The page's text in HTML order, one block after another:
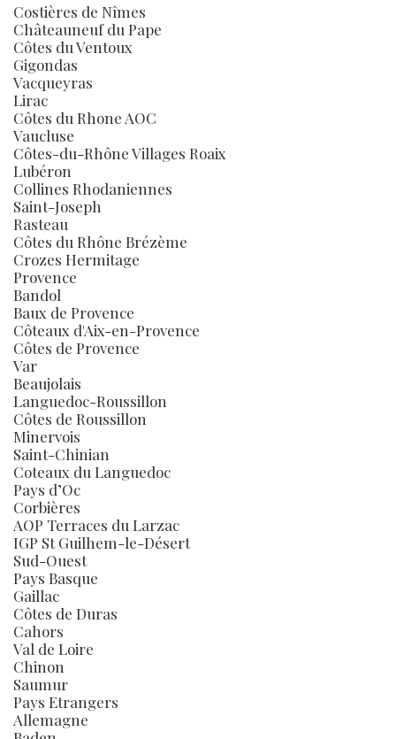
Costières de Nîmes
Châteauneuf du Pape
Côtes du Ventoux
Gigondas
Vacqueyras
Lirac
Côtes du Rhone AOC
Vaucluse
Côtes-du-Rhône Villages Roaix
Lubéron
Collines Rhodaniennes
Saint-Joseph
Rasteau
Côtes du Rhône Brézème
Crozes Hermitage
Provence
Bandol
Baux de Provence
Côteaux d'Aix-en-Provence
Côtes de Provence
Var
Beaujolais
Languedoc-Roussillon
Côtes de Roussillon
Minervois
Saint-Chinian
Coteaux du Languedoc
Pays d’Oc
Corbières
AOP Terraces du Larzac
IGP St Guilhem-le-Désert
Sud-Ouest
Pays Basque
Gaillac
Côtes de Duras
Cahors
Val de Loire
Chinon
Saumur
Pays Etrangers
Allemagne